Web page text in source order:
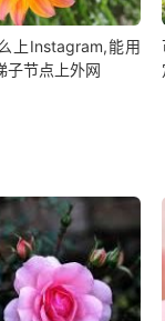
上Instagram,能用
子节点上外网